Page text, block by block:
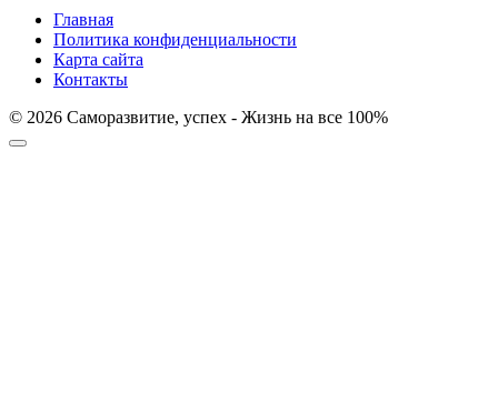
Главная
Политика конфиденциальности
Карта сайта
Контакты
© 2026 Саморазвитие, успех - Жизнь на все 100%